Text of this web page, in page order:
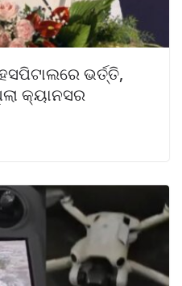
ଭର୍ତ୍ତି,
କ୍ୟାନସର